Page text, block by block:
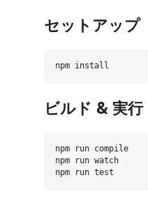
セットアップ
ビルド & 実行
npm run compile
npm run watch